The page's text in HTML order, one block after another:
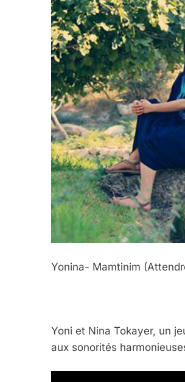
Yonina- Mamtinim
Yoni et Nina Tokayer, un
aux sonorités
2025,
FRANCE